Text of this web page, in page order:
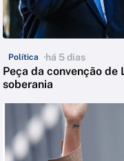
Política há 5 dias
Peça da convenção de
soberania